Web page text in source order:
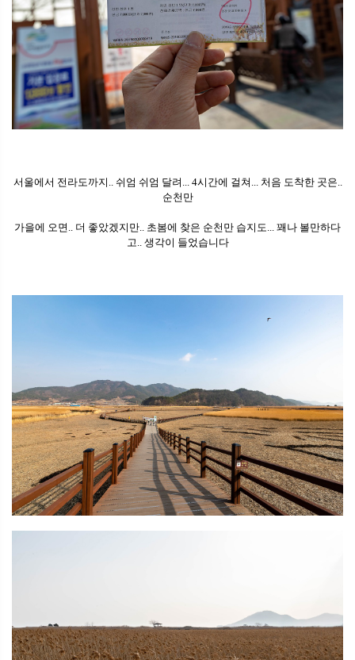
서울에서 전라도까지.. 쉬엄 쉬엄 달려... 4시간에 걸쳐... 처음 도착한 곳은..
순천만
가을에 오면.. 더 좋았겠지만.. 초봄에 찾은 순천만 습지도... 꽤나 볼만하다
고.. 생각이 들었습니다